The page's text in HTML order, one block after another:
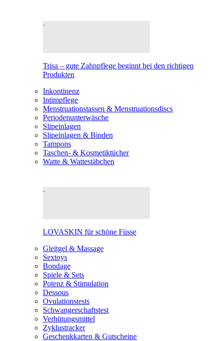
Trisa – gute Zahnpflege beginnt bei den richtigen
Produkten
Inkontinenz
Intimpflege
Menstruationstassen & Menstruationsdiscs
Periodenunterwäsche
Slipeinlagen
Slipeinlagen & Binden
Tampons
Taschen- & Kosmetiktücher
Watte & Wattestäbchen
LOVASKIN für schöne Füsse
Gleitgel & Massage
Sextoys
Bondage
Spiele & Sets
Potenz & Stimulation
Dessous
Ovulationstests
Schwangerschaftstest
Verhütungsmittel
Zyklustracker
Geschenkkarten & Gutscheine